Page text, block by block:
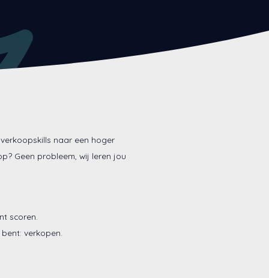
naar een hoger
Geen probleem, wij leren jou
scoren.
verkopen.